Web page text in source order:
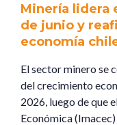
Minería lidera
de junio y
economía
El sector minero se
del crecimiento
2026, luego de que
Económica